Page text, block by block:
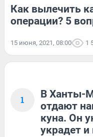
Как вылечить
операции? 5
15 июня, 2021, 08:00 1
1
В Ханты-
отдают
куна. Он
украдет